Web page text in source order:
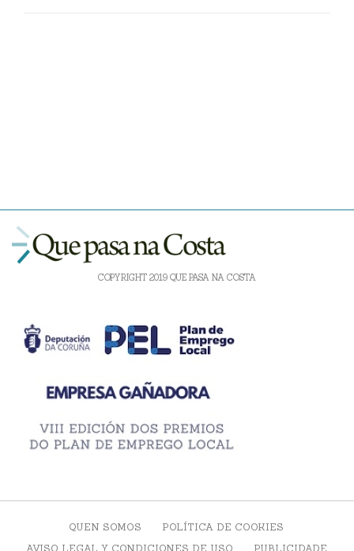
COPYRIGHT 2019 QUE PASA NA COSTA
QUEN SOMOS
POLÍTICA DE COOKIES
AVISO LEGAL Y CONDICIONES DE USO
PUBLICIDADE